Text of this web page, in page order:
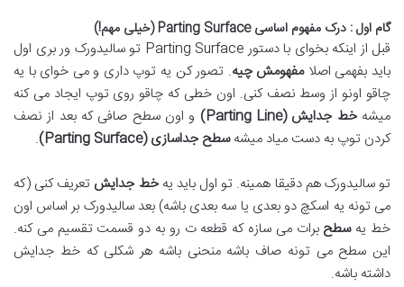
گام اول : درک مفهوم اساسیParting Surface ( خیلی مهم!)
قبل از اینکه بخوای با دستورParting Surface
تو سالیدورک ور بری اول
باید بفهمی اصلامفهومش چیه. تصور کن یه توپ داری و می خوای با یه
چاقو اونو از وسط نصف کنی. اون خطی که چاقو روی توپ ایجاد می کنه
میشهخط جدایش (Parting Line)
و اون سطح صافی که بعد از نصف
کردن توپ به دست میاد میشهسطح جداسازی(Parting Surface)
.
تو سالیدورک هم دقیقا همینه. تو اول باید یهخط جدایش تعریف کنی (که
می تونه یه اسکچ دو بعدی یا سه بعدی باشه) بعد سالیدورک بر اساس اون
خط یهسطح برات می سازه که قطعه ت رو به دو قسمت تقسیم می کنه.
این سطح می تونه صاف باشه منحنی باشه هر شکلی که خط جدایش
داشته باشه.